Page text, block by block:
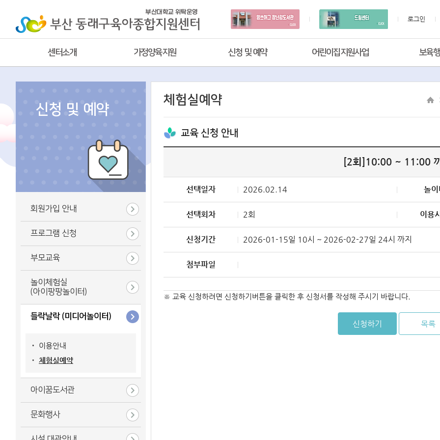
로그인
센터소개 가정양육지원 신청 및 예약 어린이집지원사업 보육
신청 및 예약
회원가입 안내
프로그램 신청
부모교육
놀이체험실
(아이팡팡놀이터)
들락날락 (미디어놀이터)
이용안내
체험실예약
아이꿈도서관
문화행사
체험실예약
교육 신청 안내
[2회]10:00 ~ 11:00
선택일자 2026.02.14 놀이
선택회차 2회 이용
신청기간 2026-01-15일 10시 ~ 2026-02-27일 24시 까지
첨부파일
※ 교육 신청하려면 신청하기버튼을 클릭한 후 신청서를 작성해 주시기 바랍니다.
신청하기 목록